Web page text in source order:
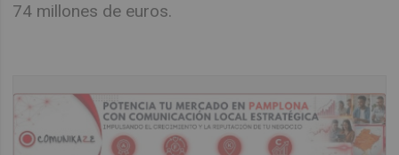
74 millones de euros.